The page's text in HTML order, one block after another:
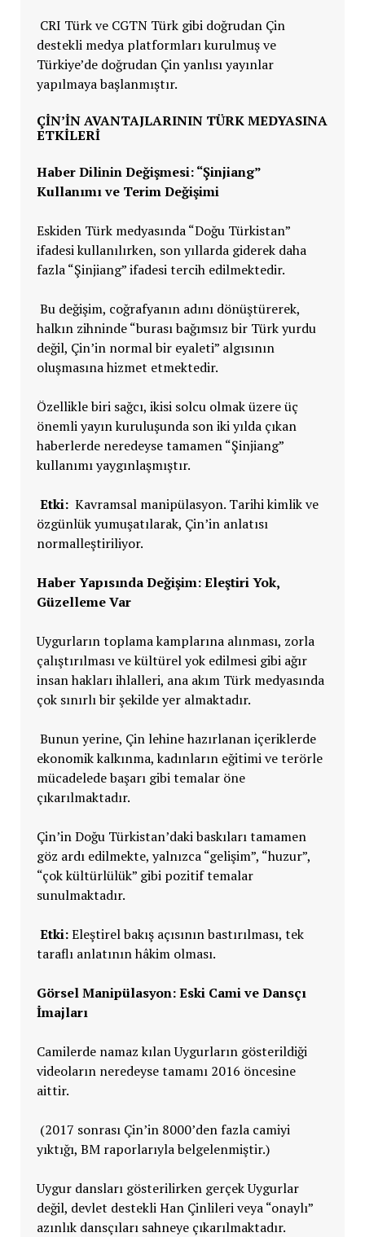
CRI Türk ve CGTN Türk gibi doğrudan Çin
destekli medya platformları kurulmuş ve
Türkiye’de doğrudan Çin yanlısı yayınlar
yapılmaya başlanmıştır.
ÇIN’IN AVANTAJLARININ TÜRK MEDYASINA
ETKILERI
Haber Dilinin Değişmesi: “Şinjiang”
Kullanımı ve Terim Değişimi
Eskiden Türk medyasında “Doğu Türkistan”
ifadesi kullanılırken, son yıllarda giderek daha
fazla “Şinjiang” ifadesi tercih edilmektedir.
Bu değişim, coğrafyanın adını dönüştürerek,
halkın zihninde “burası bağımsız bir Türk yurdu
değil, Çin’in normal bir eyaleti” algısının
oluşmasına hizmet etmektedir.
Özellikle biri sağcı, ikisi solcu olmak üzere üç
önemli yayın kuruluşunda son iki yılda çıkan
haberlerde neredeyse tamamen “Şinjiang”
kullanımı yaygınlaşmıştır.
Etki:Kavramsal manipülasyon. Tarihi kimlik ve
özgünlük yumuşatılarak, Çin’in anlatısı
normalleştiriliyor.
Haber Yapısında Değişim: Eleştiri Yok,
Güzelleme Var
Uygurların toplama kamplarına alınması, zorla
çalıştırılması ve kültürel yok edilmesi gibi ağır
insan hakları ihlalleri, ana akım Türk medyasında
çok sınırlı bir şekilde yer almaktadır.
Bunun yerine, Çin lehine hazırlanan içeriklerde
ekonomik kalkınma, kadınların eğitimi ve terörle
mücadelede başarı gibi temalar öne
çıkarılmaktadır.
Çin’in Doğu Türkistan’daki baskıları tamamen
göz ardı edilmekte, yalnızca “gelişim”, “huzur”,
“çok kültürlülük” gibi pozitif temalar
sunulmaktadır.
Etki:Eleştirel bakış açısının bastırılması, tek
taraflı anlatının hâkim olması.
Görsel Manipülasyon: Eski Cami ve Dansçı
İmajları
Camilerde namaz kılan Uygurların gösterildiği
videoların neredeyse tamamı 2016 öncesine
aittir.
(2017 sonrası Çin’in 8000’den fazla camiyi
yıktığı, BM raporlarıyla belgelenmiştir.)
Uygur dansları gösterilirken gerçek Uygurlar
değil, devlet destekli Han Çinlileri veya “onaylı”
azınlık dansçıları sahneye çıkarılmaktadır.